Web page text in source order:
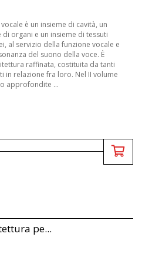
è un insieme di cavità, un
di organi e un insieme di tessuti
al servizio della funzione vocale e
del suono della voce. È
raffinata, costituita da tanti
in relazione fra loro. Nel II volume
approfondite ...
pe...